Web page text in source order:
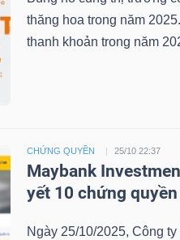
thăng hoa trong năm
thanh khoản trong năm
CHỨNG QUYỀN 25/10 22:37
Maybank
yết 10 chứng
Ngày 25/10/2025, Công